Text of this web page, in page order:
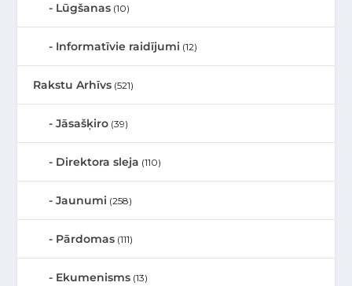
Lūgšanas (10)
Informatīvie raidījumi (12)
Rakstu Arhīvs (521)
Jāsašķiro (39)
Direktora sleja (110)
Jaunumi (258)
Pārdomas (111)
Ekumenisms (13)